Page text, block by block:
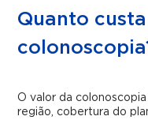
Quanto
O valor da
região, cobertura do